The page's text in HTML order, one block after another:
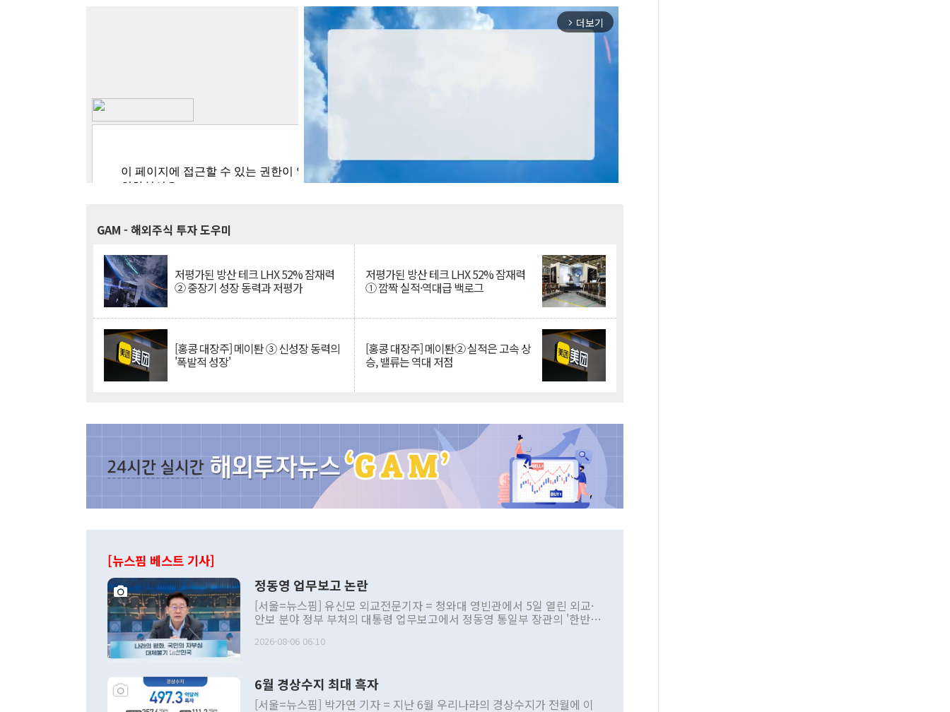
arrow_forward_ios 더보기
GAM - 해외주식 투자 도우미
저평가된 방산 테크 LHX 52% 잠재력
② 중장기 성장 동력과 저평가
저평가된 방산 테크 LHX 52% 잠재력
① 깜짝 실적·역대급 백로그
[홍콩 대장주] 메이퇀 ③ 신성장 동력의
'폭발적 성장'
[홍콩 대장주] 메이퇀② 실적은 고속 상
승, 밸류는 역대 저점
[뉴스핌 베스트 기사]
정동영 업무보고 논란
[서울=뉴스핌] 유신모 외교전문기자 = 청와대 영빈관에서 5일 열린 외교·
안보 분야 정부 부처의 대통령 업무보고에서 정동영 통일부 장관의 '한반도
발언 중에는 정부 내 조율을 거치지 않은 사안을 정책으로 추진하겠다고 공
주의적 희망에 근거한 비현실적 구상'이라는 비판을 내놨다. 그동안 정 장
관의 대북 정책 관련 발언이 물의를 빚은 적은 여러 번 있지만 대통령과 유
2026-08-06 06:10
6월 경상수지 최대 흑자
[서울=뉴스핌] 박가연 기자 = 지난 6월 우리나라의 경상수지가 전월에 이